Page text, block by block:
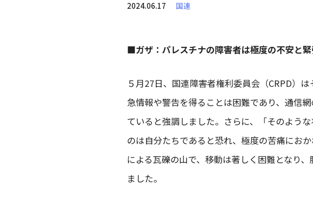
2024.06.17 国連
■ガザ：パレスチナの障害者は極度の不安と
５月27日、国連障害者権利委員会（CRPD）
急情報や警告を得ることは困難であり、通信
ていると強調しました。さらに、「そのよう
のは自分たちであると恐れ、極度の苦痛にお
による瓦礫の山で、移動は著しく困難となり
ました。